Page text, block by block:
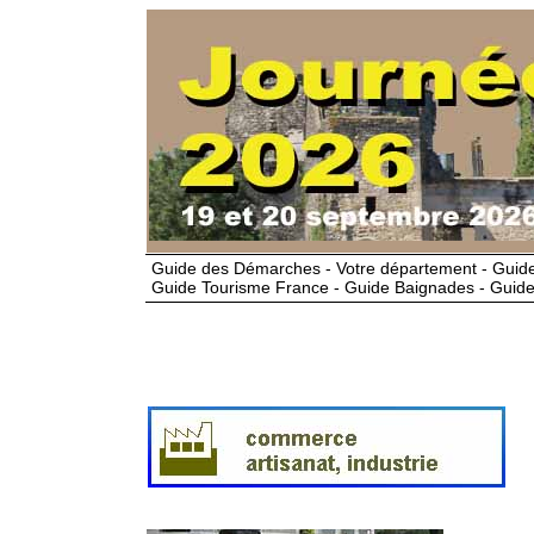
Guide des Démarches - Votre département -
Guide Tourisme France - Guide Baignades -